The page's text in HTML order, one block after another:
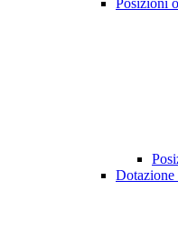
Posizioni
Dotazione